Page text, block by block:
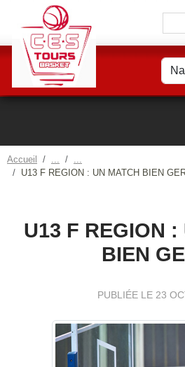
Accueil
U13 F REGION : UN MATCH BIEN
U13 F REGION :
BIEN
PUBLIÉE LE 23
Panneau de gestion des cookies